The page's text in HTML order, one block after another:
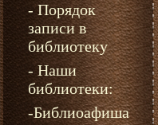
- Порядок
записи в
библиотеку
- Наши
библиотеки:
-Библиоафиша